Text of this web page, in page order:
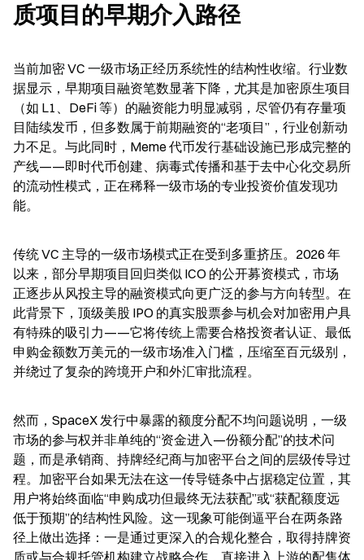
质项目的早期介入路径
当前加密 VC 一级市场正经历系统性的结构性收缩。行业数
据显示，早期项目融资笔数显著下降，尤其是加密原生项目
（如 L1、DeFi 等）的融资能力明显减弱，尽管仍有存量项
目陆续发币，但多数属于前期融资的“老项目”，行业创新动
力不足。与此同时，Meme 代币发行基础设施已形成完整的
产线——即时代币创建、病毒式传播和基于去中心化交易所
的流动性模式，正在稀释一级市场的专业投资价值发现功
能。
传统 VC 主导的一级市场模式正在受到多重挤压。2026 年
以来，部分早期项目回归类似 ICO 的公开募资模式，市场
正逐步从风投主导的融资模式向更广泛的参与方向转型。在
此背景下，顶级美股 IPO 的真实股票参与机会对加密用户具
有特殊的吸引力——它将传统上需要合格投资者认证、最低
申购金额数万美元的一级市场准入门槛，压缩至百元级别，
并绕过了复杂的跨境开户和外汇审批流程。
然而，SpaceX 发行中暴露的额度分配不均问题说明，一级
市场的参与权并非单纯的“资金进入—份额分配”的技术问
题，而是承销商、持牌经纪商与加密平台之间的层级传导过
程。加密平台如果无法在这一传导链条中占据稳定位置，其
用户将始终面临“申购成功但最终无法获配”或“获配额度远
低于预期”的结构性风险。这一现象可能倒逼平台在两条路
径上做出选择：一是通过更深入的合规化整合，取得持牌资
质或与合规托管机构建立战略合作，直接进入上游的配售体